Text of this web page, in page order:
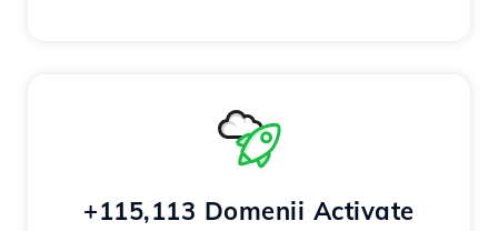
+115,113 Domenii Activate